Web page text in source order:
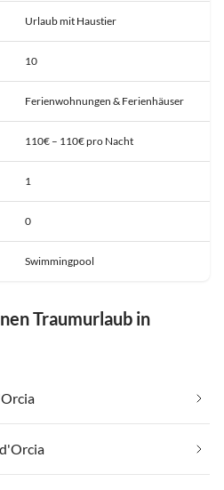
Urlaub mit Haustier
10
Ferienwohnungen & Ferienhäuser
110€ – 110€ pro Nacht
1
0
Swimmingpool
Traumurlaub in